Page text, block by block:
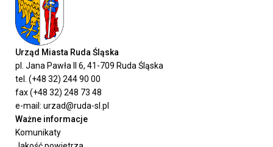
Urząd Miasta Ruda Śląska
pl. Jana Pawła II 6, 41-709 Ruda Śląska
tel. (+48 32) 244 90 00
fax (+48 32) 248 73 48
e-mail: urzad@ruda-sl.pl
Ważne informacje
Komunikaty